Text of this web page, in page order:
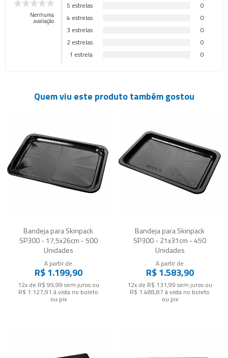
Nenhuma
avaliação
5 estrelas
0
4 estrelas
0
3 estrelas
0
2 estrelas
0
1 estrela
0
Quem viu este produto também gostou
Bandeja para Skinpack
SP300 - 17,5x26cm - 500
Unidades
A partir de
R$ 1.199,90
12x de R$ 99,99 sem jurosou
R$ 1.127,91 à vista no boleto
ou pix
Bandeja para Skinpack
SP300 - 21x31cm - 450
Unidades
A partir de
R$ 1.583,90
12x de R$ 131,99 sem juros ou
R$ 1.488,87 à vista no boleto
ou pix